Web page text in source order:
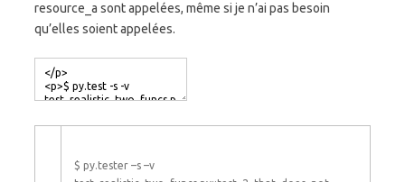
resource_a sont appelées, même si je n’ai pas besoin
qu’elles soient appelées.
$ py.tester –s –v